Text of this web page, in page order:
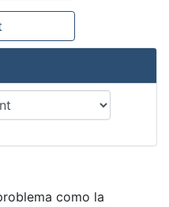
como la